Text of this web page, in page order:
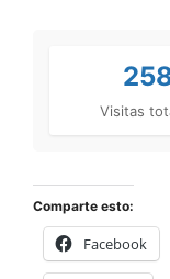
Visitas
Comparte esto:
Facebook